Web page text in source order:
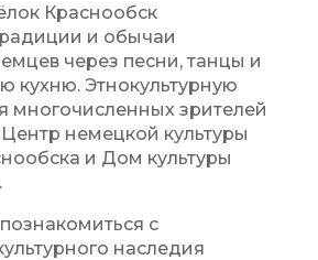
Краснообск
и обычаи
через песни, танцы и
кухню. Этнокультурную
многочисленных зрителей
немецкой культуры
и Дом культуры
с
наследия